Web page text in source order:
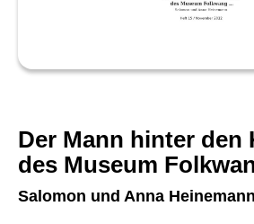
Der Mann hinter den
des Museum
Salomon und Anna Heinemann